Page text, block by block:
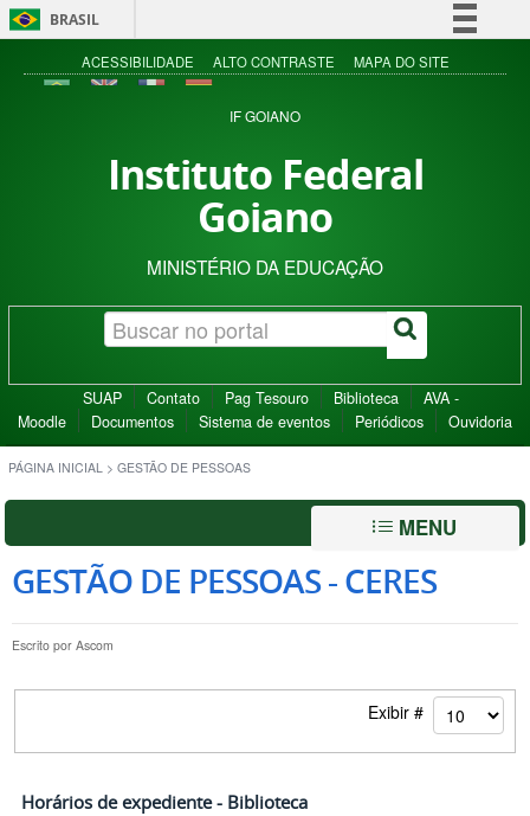
BRASIL
Simplifique!
Acesso à informação
ACESSIBILIDADE ALTO CONTRASTE MAPA DO SITE
IF GOIANO
Instituto Federal
Goiano
MINISTÉRIO DA EDUCAÇÃO
SUAP Contato Pag Tesouro Biblioteca
AVA -
Moodle
Documentos Sistema de eventos Periódicos Ouvidoria
PÁGINA INICIAL > GESTÃO DE PESSOAS
MENU
GESTÃO DE PESSOAS - CERES
Escrito por Ascom
Exibir #
Horários de expediente - Biblioteca